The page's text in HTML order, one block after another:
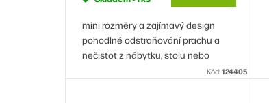
mini rozměry a zajímavý design
pohodlné odstraňování prachu a
nečistot z nábytku, stolu nebo
vozidla nabíjení baterií přes USB-C
Kód:124405